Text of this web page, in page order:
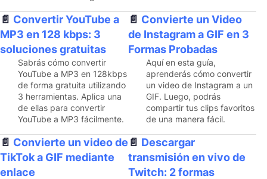
Convertir YouTube a
MP3 en 128 kbps: 3
soluciones gratuitas
Sabrás cómo convertir
YouTube a MP3 en 128kbps
de forma gratuita utilizando
3 herramientas. Aplica una
de ellas para convertir
YouTube a MP3 fácilmente.
Convierte un Video
de Instagram a GIF en 3
Formas Probadas
Aquí en esta guía,
aprenderás cómo convertir
un video de Instagram a un
GIF. Luego, podrás
compartir tus clips favoritos
de una manera fácil.
Convierte un video de
TikTok a GIF mediante
enlace
Descargar
transmisión en vivo de
Twitch: 2 formas